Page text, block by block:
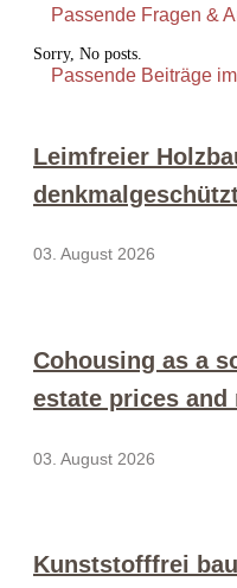
Passende Fragen &
Sorry, No posts.
Passende Beiträge
Leimfreier
03. August 2026
Cohousing as a
estate prices and
03. August 2026
Kunststofffrei